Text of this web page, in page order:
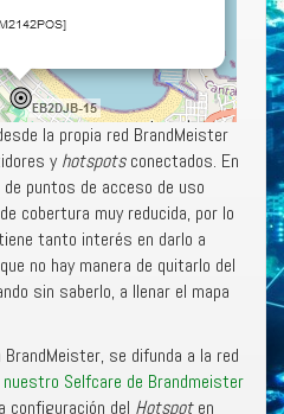
la propia red BrandMeister
yhotspotsconectados. En
puntos de acceso de uso
cobertura muy reducida, por lo
tanto interés en darlo a
no hay manera de quitarlo del
sin saberlo, a llenar el mapa
se difunda a la red
nuestro Selfcare de Brandmeister
configuración del Hotspoten